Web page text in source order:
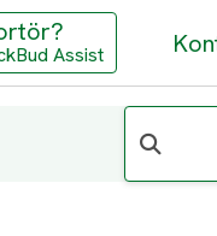
Assist